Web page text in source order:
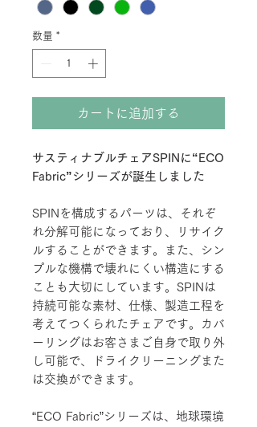
数量 *
カートに追加する
サスティナブルチェアSPINに“ECO
Fabric”シリーズが誕生しました
SPINを構成するパーツは、それぞ
れ分解可能になっており、リサイク
ルすることができます。また、シン
プルな機構で壊れにくい構造にする
ことも大切にしています。SPINは
持続可能な素材、仕様、製造工程を
考えてつくられたチェアです。カバ
ーリングはお客さまご自身で取り外
し可能で、ドライクリーニングまた
は交換ができます。
“ECO Fabric”シリーズは、地球環境